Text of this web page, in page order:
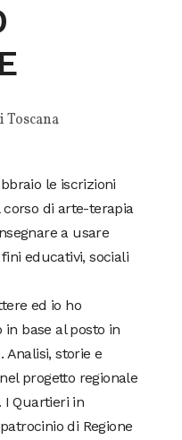
Toscana
le iscrizioni
corso di arte-terapia
a usare
educativi, sociali
ed io ho
base al posto in
Analisi, storie e
progetto regionale
I Quartieri in
di Regione